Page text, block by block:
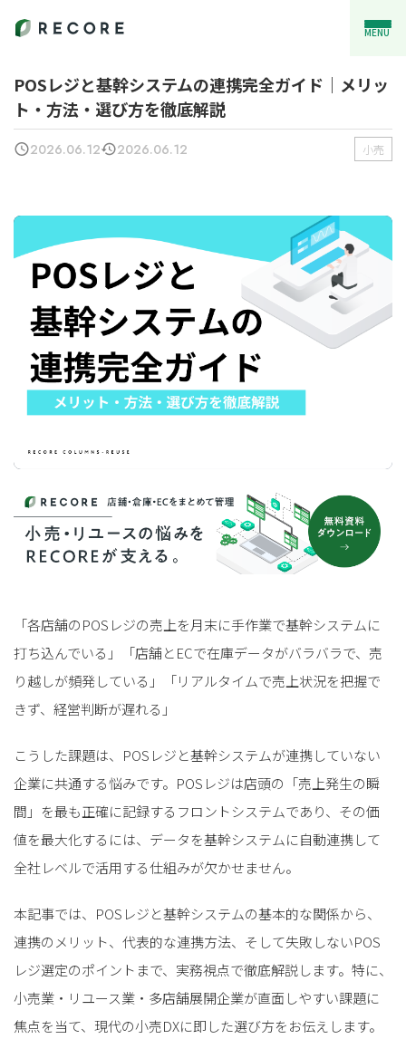
MENU
POSレジと基幹システムの連携完全ガイド｜メリッ
ト・方法・選び方を徹底解説
2026.06.12 2026.06.12 小売
「各店舗のPOSレジの売上を月末に手作業で基幹システムに
打ち込んでいる」「店舗とECで在庫データがバラバラで、売
り越しが頻発している」「リアルタイムで売上状況を把握で
きず、経営判断が遅れる」
こうした課題は、POSレジと基幹システムが連携していない
企業に共通する悩みです。POSレジは店頭の「売上発生の瞬
間」を最も正確に記録するフロントシステムであり、その価
値を最大化するには、データを基幹システムに自動連携して
全社レベルで活用する仕組みが欠かせません。
本記事では、POSレジと基幹システムの基本的な関係から、
連携のメリット、代表的な連携方法、そして失敗しないPOS
レジ選定のポイントまで、実務視点で徹底解説します。特に、
小売業・リユース業・多店舗展開企業が直面しやすい課題に
焦点を当て、現代の小売DXに即した選び方をお伝えします。